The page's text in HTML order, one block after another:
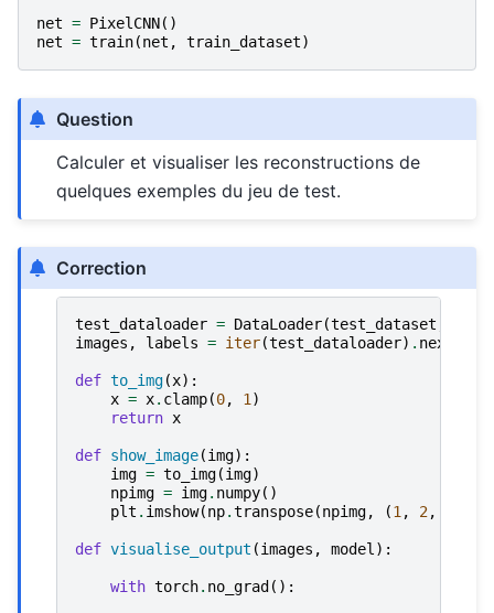
net = PixelCNN()
net = train(net , train_dataset)
Question
Calculer et visualiser les reconstructions de
quelques exemples du jeu de test.
Correction
test_dataloader = DataLoader(test_dataset
images , labels = iter(test_dataloader) . next
def to_img(x):
x = x. clamp(0, 1 )
return x
def show_image(img):
img = to_img(img)
npimg = img. numpy()
plt . imshow(np.transpose(npimg, (1 , 2,
def visualise_output (images , model ):
with torch. no_grad ():